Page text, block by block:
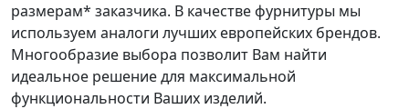
размерам* заказчика. В качестве фурнитуры мы
используем аналоги лучших европейских брендов.
Многообразие выбора позволит Вам найти
идеальное решение для максимальной
функциональности Ваших изделий.